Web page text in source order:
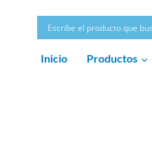
Inicio
Productos